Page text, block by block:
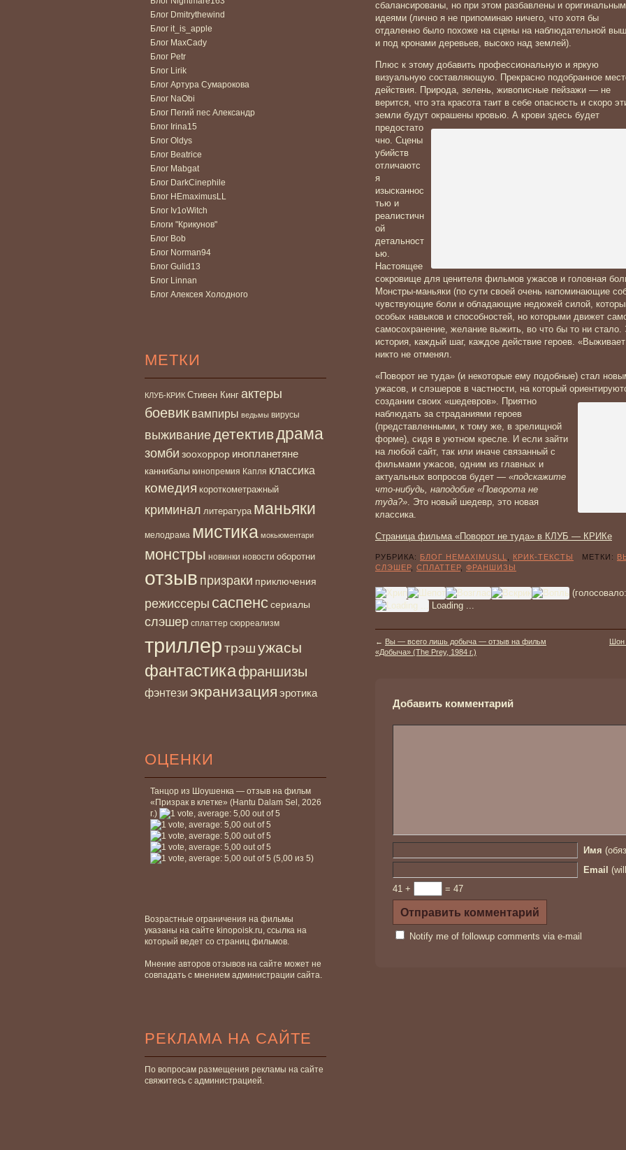
Блог Dmitrythewind
Блог it_is_apple
Блог MaxCady
Блог Petr
Блог Lirik
Блог Артура Сумарокова
Блог NaObi
Блог Пегий пес Александр
Блог Irina15
Блог Oldys
Блог Beatrice
Блог Mabgat
Блог DarkCinephile
Блог HEmaximusLL
Блог Iv1oWitch
Блоги "Крикунов"
Блог Bob
Блог Norman94
Блог Gulid13
Блог Linnan
Блог Алексея Холодного
МЕТКИ
КЛУБ-КРИК Стивен Кинг актеры
боевик вампиры ведьмы вирусы
выживаниедетективдрама
зомби зоохоррор инопланетяне
каннибалы кинопремия Капля классика
комедия короткометражный
криминал литература маньяки
мелодрама мистика мокьюментари
монстры новинки новости оборотни
отзыв призраки приключения
режиссеры саспенссериалы
слэшер сплаттер сюрреализм
триллертрэшужасы
фантастикафраншизы
фэнтези экранизация эротика
ОЦЕНКИ
Танцор из Шоушенка — отзыв на фильм
«Призрак в клетке» (Hantu Dalam Sel, 2026
г.)
(5,00 из 5)
Возрастные ограничения на фильмы
указаны на сайте kinopoisk.ru, ссылка на
который ведет со страниц фильмов.
Мнение авторов отзывов на сайте может не
совпадать с мнением администрации сайта.
РЕКЛАМА НА САЙТЕ
По вопросам размещения рекламы на сайте
свяжитесь с администрацией.
сбалансированы, но при этом разбавлены и
идеями (лично я не припоминаю ничего, что хотя бы
отдаленно было похоже на сцены на наблюдательной
и под кронами деревьев, высоко над землей).
Плюс к этому добавить профессиональную и яркую
визуальную составляющую. Прекрасно подобранное
действия. Природа, зелень, живописные пейзажи — не
верится, что эта красота таит в себе опасность и скоро
земли будут окрашены кровью. А крови здесь будет
предостато
чно. Сцены
убийств
отличаютс
я
изысканнос
тью и
реалистичн
ой
детальност
ью.
Настоящее
сокровище для ценителя фильмов ужасов и головная
Монстры-маньяки (по сути своей очень напоминающие
чувствующие боли и обладающие недюжей силой,
особых навыков и способностей, но которыми движет
самосохранение, желание выжить, во что бы то ни стало.
история, каждый шаг, каждое действие героев.
никто не отменял.
«Поворот не туда» (и некоторые ему подобные) стал
ужасов, и слэшеров в частности, на который
создании своих «шедевров». Приятно
наблюдать за страданиями героев
(представленными, к тому же, в зрелищной
форме), сидя в уютном кресле. И если зайти
на любой сайт, так или иначе связанный с
фильмами ужасов, одним из главных и
актуальных вопросов будет — «подскажите
что-нибудь, наподобие «Поворота не
туда?». Это новый шедевр, это новая
классика.
Страница фильма «Поворот не туда» в КЛУБ — КРИКе
РУБРИКА: БЛОГ HEMAXIMUSLL КРИК-ТЕКСТЫ МЕТКИ:
СЛЭШЕР, СПЛАТТЕР, ФРАНШИЗЫ
(голосовало:
Loading ...
← Вы — всего лишь добыча — отзыв на фильм
«Добыча» (The Prey, 1984 г.)
Шон
Добавить комментарий
Имя
Email
41 +
= 47
Notify me of followup comments via e-mail